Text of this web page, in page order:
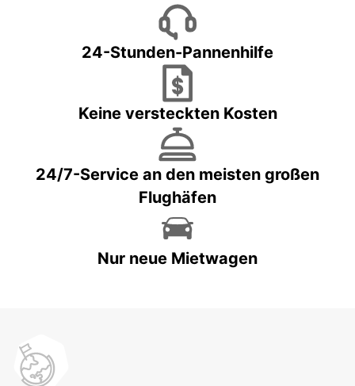
24-Stunden-Pannenhilfe
Keine versteckten Kosten
24/7-Service an den meisten großen
Flughäfen
Nur neue Mietwagen